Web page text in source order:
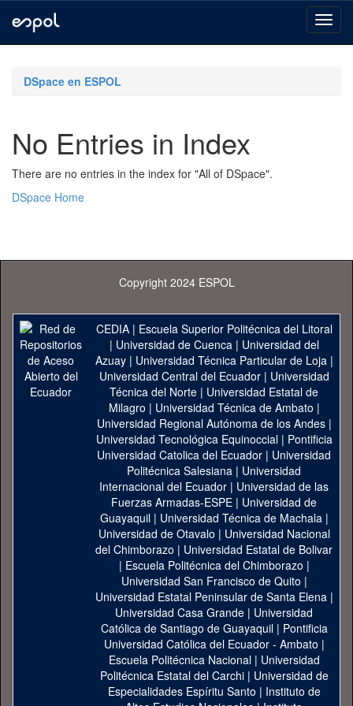
navigationDSpace en ESPOL
No Entries in Index
There are no entries in the index for "All of DSpace".
DSpace Home
Copyright 2024 ESPOL
CEDIA| Escuela Superior Politécnica del Litoral
| Universidad de Cuenca| Universidad del
Azuay| Universidad Técnica Particular de Loja|
Universidad Central del Ecuador| Universidad
Técnica del Norte | Universidad Estatal de
Milagro | Universidad Técnica de Ambato |
Universidad Regional Autónoma de los Andes|
Universidad Tecnológica Equinoccial| Pontificia
Universidad Catolica del Ecuador | Universidad
Politécnica Salesiana | Universidad
Internacional del Ecuador | Universidad de las
Fuerzas Armadas-ESPE | Universidad de
Guayaquil| Universidad Técnica de Machala|
Universidad de Otavalo | Universidad Nacional
del Chimborazo | Universidad Estatal de Bolivar
| Escuela Politécnica del Chimborazo |
Universidad San Francisco de Quito |
Universidad Estatal Peninsular de Santa Elena|
Universidad Casa Grande | Universidad
Católica de Santiago de Guayaquil| Pontificia
Universidad Católica del Ecuador - Ambato |
Escuela Politécnica Nacional| Universidad
Politécnica Estatal del Carchi| Universidad de
Especialidades Espíritu Santo | Instituto de